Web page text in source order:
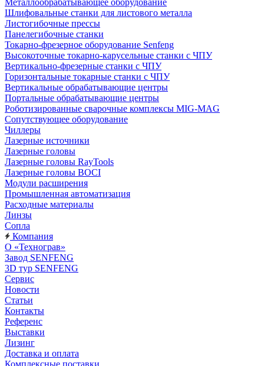
Металлообрабатывающее оборудование
Шлифовальные станки для листового металла
Листогибочные прессы
Панелегибочные станки
Токарно-фрезерное оборудование Senfeng
Высокоточные токарно-карусельные станки с ЧПУ
Вертикально-фрезерные станки с ЧПУ
Горизонтальные токарные станки с ЧПУ
Вертикальные обрабатывающие центры
Портальные обрабатывающие центры
Роботизированные сварочные комплексы MIG-MAG
Сопутствующее оборудование
Чиллеры
Лазерные источники
Лазерные головы
Лазерные головы RayTools
Лазерные головы BOCI
Модули расширения
Промышленная автоматизация
Расходные материалы
Линзы
Сопла
Компания
О «Технограв»
Завод SENFENG
3D тур SENFENG
Сервис
Новости
Статьи
Контакты
Референс
Выставки
Лизинг
Доставка и оплата
Комплексные поставки